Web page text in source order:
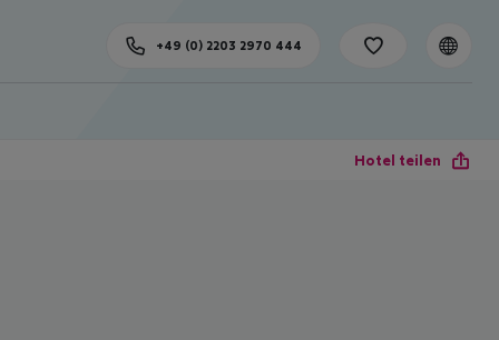
+49 (0) 2203 2970 444
Hotel teilen